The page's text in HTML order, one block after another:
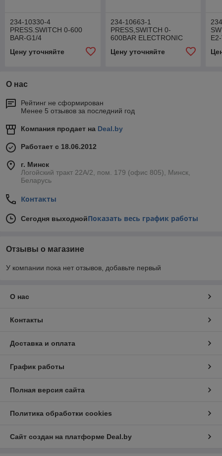
234-10330-4
PRESS.SWITCH 0-600
BAR-G1/4
Цену уточняйте
234-10663-1
PRESS,SWITCH 0-
600BAR ELECTRONIC
Цену уточняйте
О нас
Рейтинг не сформирован
Менее 5 отзывов за последний год
Компания продает на Deal.by
Работает с 18.06.2012
г. Минск
Логойский тракт 22А/2, пом. 179 (офис 805), Минск,
Беларусь
Контакты
Сегодня выходнойПоказать весь график работы
Отзывы о магазине
У компании пока нет отзывов, добавьте первый
О нас
Контакты
Доставка и оплата
График работы
Полная версия сайта
Политика обработки cookies
Сайт создан на платформе Deal.by